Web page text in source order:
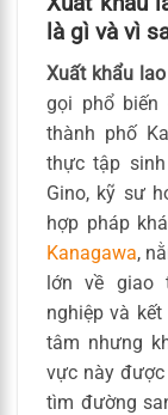
là gì và vì
Xuất khẩu
gọi phổ biến
thành phố
thực tập
Gino, kỹ sư
hợp pháp
Kanagawa,
lớn về giao
nghiệp và
tâm nhưng
vực này
tìm đường